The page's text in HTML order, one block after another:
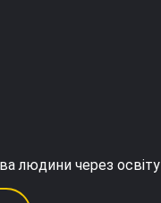
людини через освіту